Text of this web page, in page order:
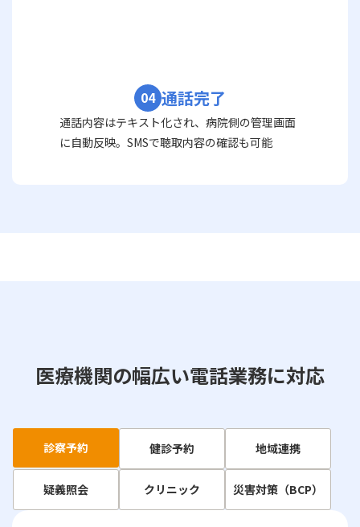
04 通話完了
通話内容はテキスト化され、病院側の管理画面
に自動反映。SMSで聴取内容の確認も可能
医療機関の幅広い電話業務に対応
診察予約 健診予約 地域連携
疑義照会 クリニック 災害対策（BCP）